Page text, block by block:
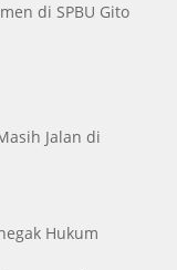
di SPBU Gito
Jalan di
Hukum